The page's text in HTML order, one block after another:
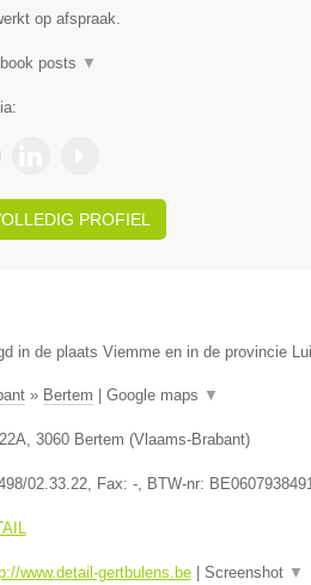
op afspraak.
posts ▼
PROFIEL
in de plaats Viemme en in de provincie
» Bertem Google maps ▼
, 3060 Bertem (Vlaams-Brabant)
02.33.22, Fax: -, BTW-nr:
www.detail-gertbulens.be| Screenshot ▼